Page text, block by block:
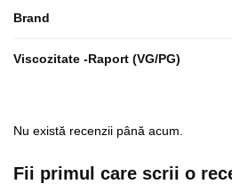
Brand
Viscozitate -Raport (VG/PG)
Nu există recenzii până acum.
Fii primul care scrii o